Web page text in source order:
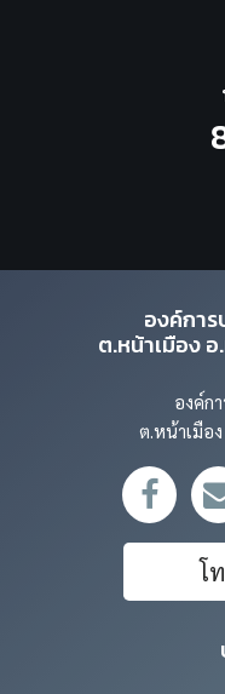
องค์กา
ต.หน้าเมือง
องค์ก
ต.หน้าเมือ
โ